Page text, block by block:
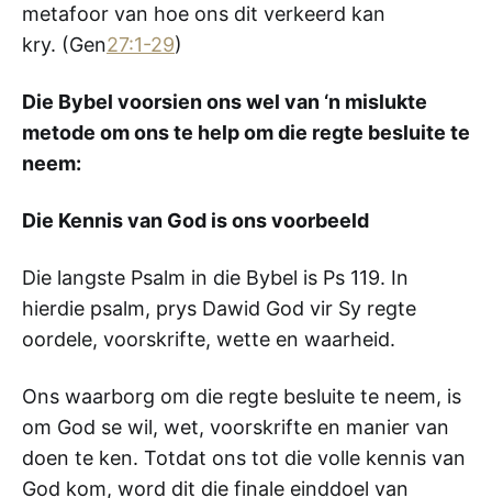
metafoor van hoe ons dit verkeerd kan
kry. (Gen27:1-29)
Die Bybel voorsien ons wel van ‘n mislukte
metode om ons te help om die regte besluite te
neem:
Die Kennis van God is ons voorbeeld
Die langste Psalm in die Bybel is Ps 119. In
hierdie psalm, prys Dawid God vir Sy regte
oordele, voorskrifte, wette en waarheid.
Ons waarborg om die regte besluite te neem, is
om God se wil, wet, voorskrifte en manier van
doen te ken. Totdat ons tot die volle kennis van
God kom, word dit die finale einddoel van